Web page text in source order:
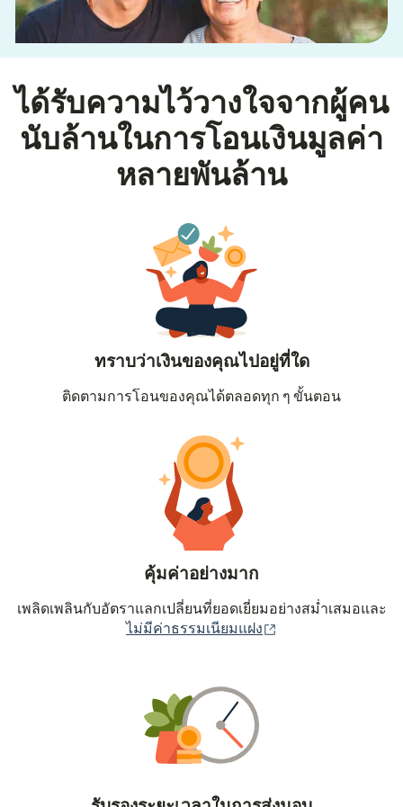
ได้รับความไว้วางใจจากผู้คน
นับล้านในการโอนเงินมูลค่า
หลายพันล้าน
ทราบว่าเงินของคุณไปอยู่ที่ใด
ติดตามการโอนของคุณได้ตลอดทุก ๆ ขั้นตอน
คุ้มค่าอย่างมาก
เพลิดเพลินกับอัตราแลกเปลี่ยนที่ยอดเยี่ยมอย่างสม่ำเสมอและ
ไม่มีค่าธรรมเนียมแฝง